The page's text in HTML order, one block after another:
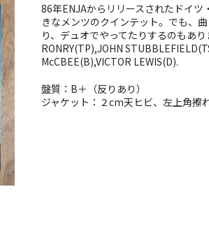
86年ENJAからリリースされたドイツ
きなメンツのクインテット。でも、
り、デュオでやってたりするのもあり
RONRY(TP),JOHN
McCBEE(B),VICTOR LEWIS(D).
盤質：B＋（反りあり）
ジャケット：２cm天ヒビ、左上角擦